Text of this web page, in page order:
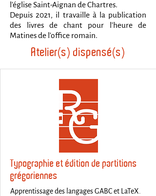
l'église Saint-Aignan de Chartres.
Depuis 2021, il travaille à la publication
des livres de chant pour l'heure de
Matines de l'office romain.
Atelier(s) dispensé(s)
Typographie et édition de partitions
grégoriennes
Apprentissage des langages GABC et LaTeX.